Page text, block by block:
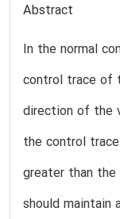
Abstract
In the normal
control trace of
direction of the
the control
greater than
should maintain